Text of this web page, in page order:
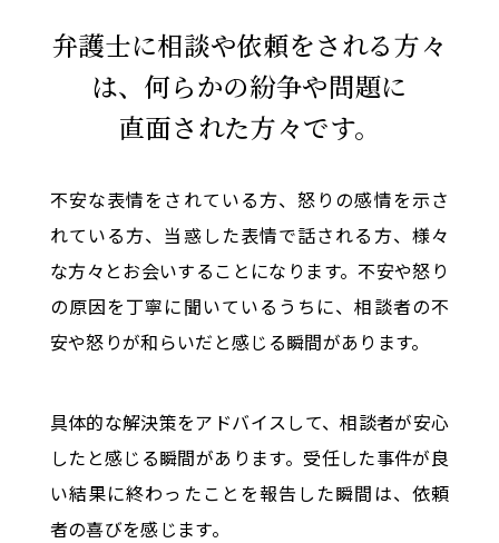
弁護士に相談や依頼をされる方々
は、 何らかの紛争や問題に
直面された方々です。
不安な表情をされている方、怒りの感情を示さ
れている方、当惑した表情で話される方、様々
な方々とお会いすることになります。不安や怒り
の原因を丁寧に聞いているうちに、相談者の不
安や怒りが和らいだと感じる瞬間があります。
具体的な解決策をアドバイスして、相談者が安心
したと感じる瞬間があります。受任した事件が良
い結果に終わったことを報告した瞬間は、依頼
者の喜びを感じます。